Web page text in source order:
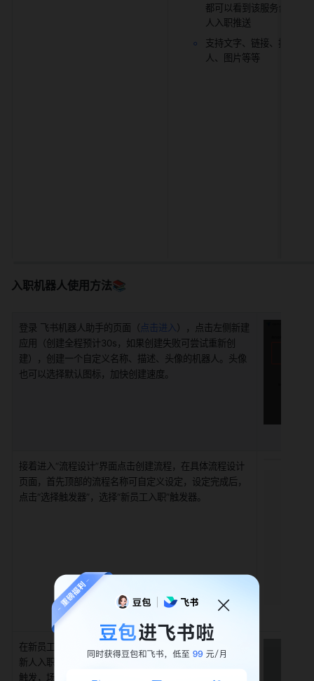
都可以看到该服务台做好
人入职推送
支持文字、链接、按钮、
人、图片等等
入职机器人使用方法📚
登录 飞书机器人助手的页面（ 点击进入），点击左侧新建
应用（创建全程预计30s，如果创建失败可尝试重新创
建），创建一个自定义名称、描述、头像的机器人。头像
也可以选择默认图标，加快创建速度。
接着进入“流程设计”界面点击创建流程，在具体流程设计
页面，首先顶部的流程名称可自定义设定，设定完成后，
点击“选择触发器”，选择“新员工入职”触发器。
在新员工入职触发器的详细设置中，你可以设置全公司有
新人入职时触发，也可以选择当指定部门有新同学加入时
触发，场景不同，推送的内容也可以个性化、自定义。